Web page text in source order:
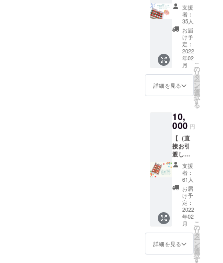
ムが実
際にイ
チゴ栽
培をし
ている
ハウス
へご招
待！ 会
場：新
発田
ファー
発田市
荒町
1480)
見学時
期：４
月上旬
～５月
下旬 新
潟県内
有数の
面積400
坪の大
型ハウ
ス内を
見学 ・
施設の
概要と
姫12～
15粒ゆ
りかー
ご×1ト
レー】
私たち
が初め
て生産
した越
後姫15
粒を、
長距離
輸送専
レー
「ゆり
かー
ご」に
載せ、
ご希望
の住所
へお送
りしま
す。 発
送は、2
月中旬
から準
備出来
次第お
受取り
される
支援
者：
35人
お届
け予
定：
2022
年02
月
詳細を見る
こ
の
リ
タ
ー
ン
を
選
択
す
る
10,
000 円
【（直
接お引
渡し限
定）初
収穫の
越後姫
約280ｇ
×４パッ
ク】 私
たちが
初めて
生産し
た越後
姫４
パック
を【新
支援
者：
61人
お届
け予
定：
2022
年02
月
詳細を見る
こ
の
リ
タ
ー
ン
を
選
択
す